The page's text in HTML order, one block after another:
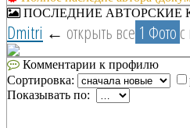
ПОСЛЕДНИЕ АВТОРСКИЕ
Dmitri ← открыть все 1 Фото
Комментарии к профилю
Сортировка:
Показывать по: